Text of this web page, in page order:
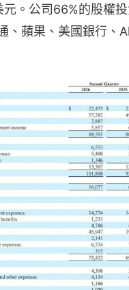
。公司66%的股權
、蘋果、美國銀行、